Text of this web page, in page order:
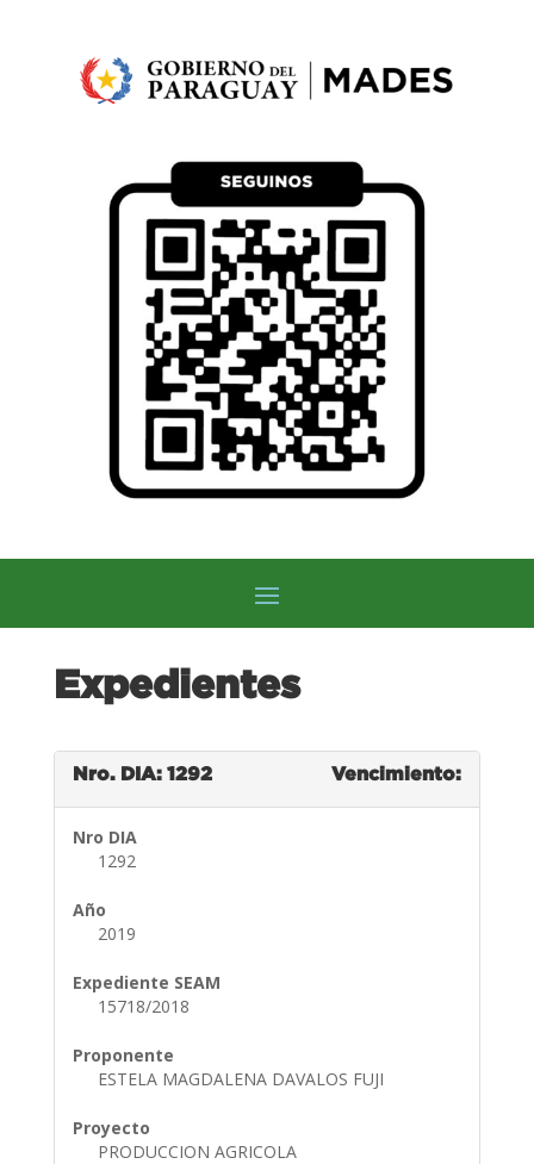
Expedientes
Nro. DIA: 1292 Vencimiento:
Nro DIA
1292
Año
2019
Expediente SEAM
15718/2018
Proponente
ESTELA MAGDALENA DAVALOS FUJI
Proyecto
PRODUCCION AGRICOLA